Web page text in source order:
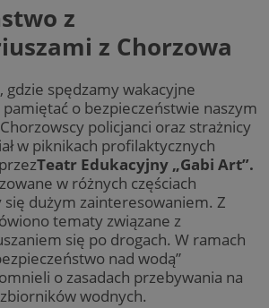
z
z Chorzowa
gdzie spędzamy wakacyjne
o bezpieczeństwie naszym
policjanci oraz strażnicy
w piknikach profilaktycznych
Teatr Edukacyjny „Gabi Art”.
w różnych częściach
się dużym zainteresowaniem. Z
tematy związane z
się po drogach. W ramach
nad wodą”
o zasadach przebywania na
wodnych.